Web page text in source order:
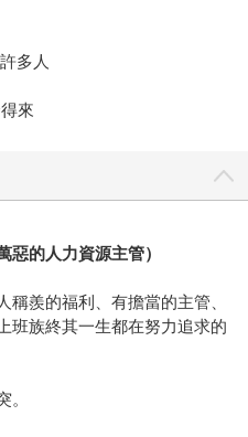
多人
來
的人力資源主管）
羨的福利、有擔當的主管、
族終其一生都在努力追求的
。